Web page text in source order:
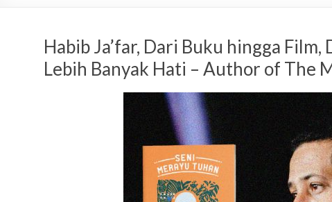
Habib Ja’far, Dari Buku hingga
Lebih Banyak Hati – Author of The